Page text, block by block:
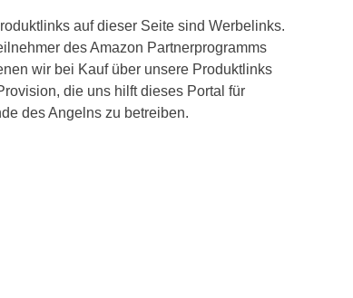
auf dieser Seite sind Werbelinks.
des Amazon Partnerprogramms
wir bei Kauf über unsere Produktlinks
die uns hilft dieses Portal für
des Angelns zu betreiben.